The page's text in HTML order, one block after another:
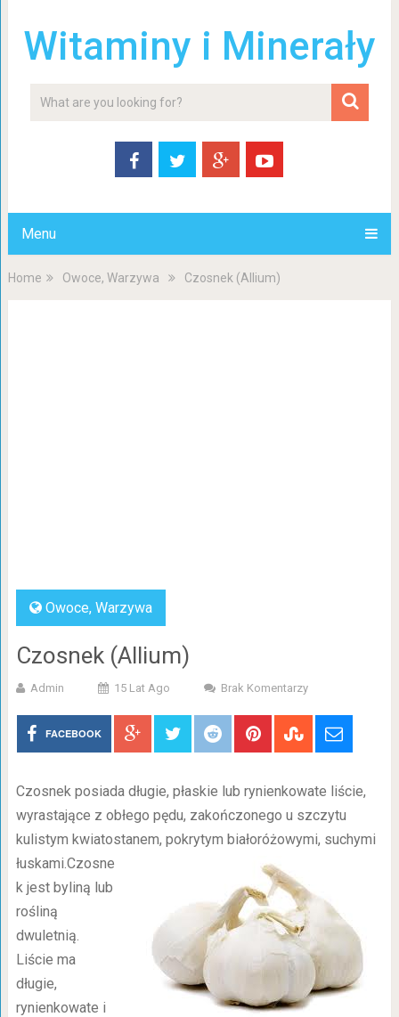
Witaminy i Minerały
Menu
Home Owoce, Warzywa Czosnek (Allium)
Owoce, Warzywa
Czosnek (Allium)
Admin 15 Lat Ago Brak Komentarzy
FACEBOOK
Czosnek posiada długie, płaskie lub rynienkowate liście,
wyrastające z obłego pędu, zakończonego u szczytu
kulistym kwiatostanem, pokrytym białoróżowymi, suchymi
łuskami.Czosne
k jest byliną lub
rośliną
dwuletnią.
Liście ma
długie,
rynienkowate i